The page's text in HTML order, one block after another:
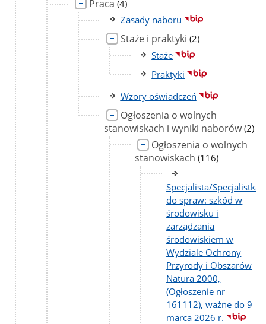
Praca liczba
podstron
(4)
Zasady naboru
Staże i praktyki liczba
podstron
(2)
Staże
Praktyki
Wzory oświadczeń
Ogłoszenia o wolnych
stanowiskach i wyniki naborów liczba
(2)
Ogłoszenia o wolnych
stanowiskach liczba
(116)
Specjalista/Specjalistka
do spraw: szkód w
środowisku i
zarządzania
środowiskiem w
Wydziale Ochrony
Przyrody i Obszarów
Natura 2000,
(Ogłoszenie nr
161112), ważne do 9
marca 2026 r.